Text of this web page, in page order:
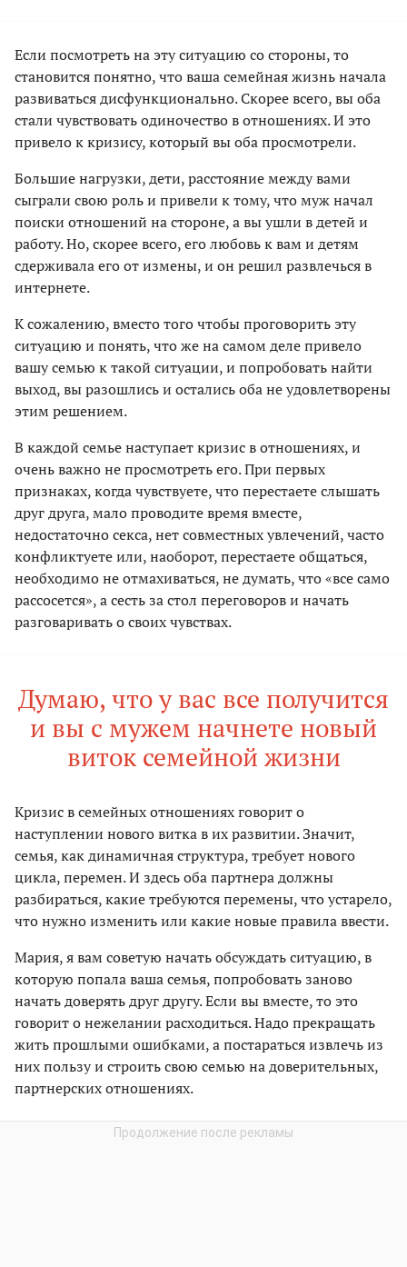
Если посмотреть на эту ситуацию со стороны, то
становится понятно, что ваша семейная жизнь начала
развиваться дисфункционально. Скорее всего, вы оба
стали чувствовать одиночество в отношениях. И это
привело к кризису, который вы оба просмотрели.
Большие нагрузки, дети, расстояние между вами
сыграли свою роль и привели к тому, что муж начал
поиски отношений на стороне, а в​ы ушли в детей и
работу. Но, скорее всего, его любовь к вам и детям
сдерживала его от измены, и он решил развлечься в
интернете.
К сожалению, вместо того чтобы проговорить эту
ситуацию и понять, что же на самом деле привело
вашу семью к такой ситуации, и попробовать найти
выход, вы разошлись и остались оба не удовлетворены
этим решением.
В каждой семье наступает кризис в отношениях, и
очень важно не просмотреть его. При первых
признаках, когда чувствуете, что перестаете слышать
друг друга, мало проводите время вместе,
недостаточно секса, нет совместных увлечений, часто
конфликтуете или, наоборот, перестаете общаться,
необходимо не отмахиваться, не думать, что «все само
рассосется», а сесть за стол переговоров и начать
разговаривать о своих чувствах.
Думаю, что у вас все получится
и вы с мужем начнете новый
виток семейной жизни
Кризис в семейных отношениях говорит о
наступлении нового витка в их развитии. Значит,
семья, как динамичная структура, требует нового
цикла, перемен. И здесь оба партнера должны
разбираться, какие требуются перемены, что устарело,
что нужно изменить или какие новые правила ввести.
Мария, я вам советую начать обсуждать ситуацию, в
которую попала ваша семья, попробовать заново
начать доверять друг другу. Если вы вместе, то это
говорит о нежелании расходиться. Надо прекращать
жить прошлыми ошибками, а постараться извлечь из
них пользу и строить свою семью на доверительных,
партнерских отношениях.